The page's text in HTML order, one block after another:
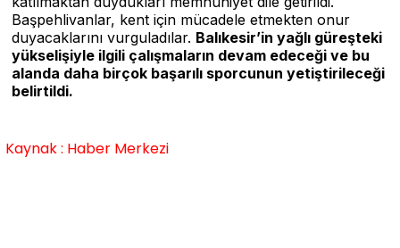
Başpehlivanlar, kent için mücadele etmekten onur
duyacaklarını vurguladılar. Balıkesir’in yağlı güreşteki
yükselişiyle ilgili çalışmaların devam edeceği ve bu
alanda daha birçok başarılı sporcunun yetiştirileceği
belirtildi.
: Haber Merkezi